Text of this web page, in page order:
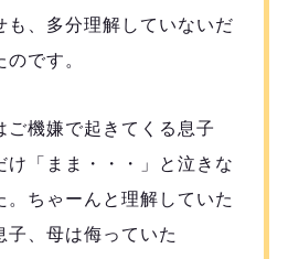
も、多分理解していないだ
です。
機嫌で起きてくる息子
け「まま・・・」と泣きな
。ちゃーんと理解していた
子、母は侮っていた